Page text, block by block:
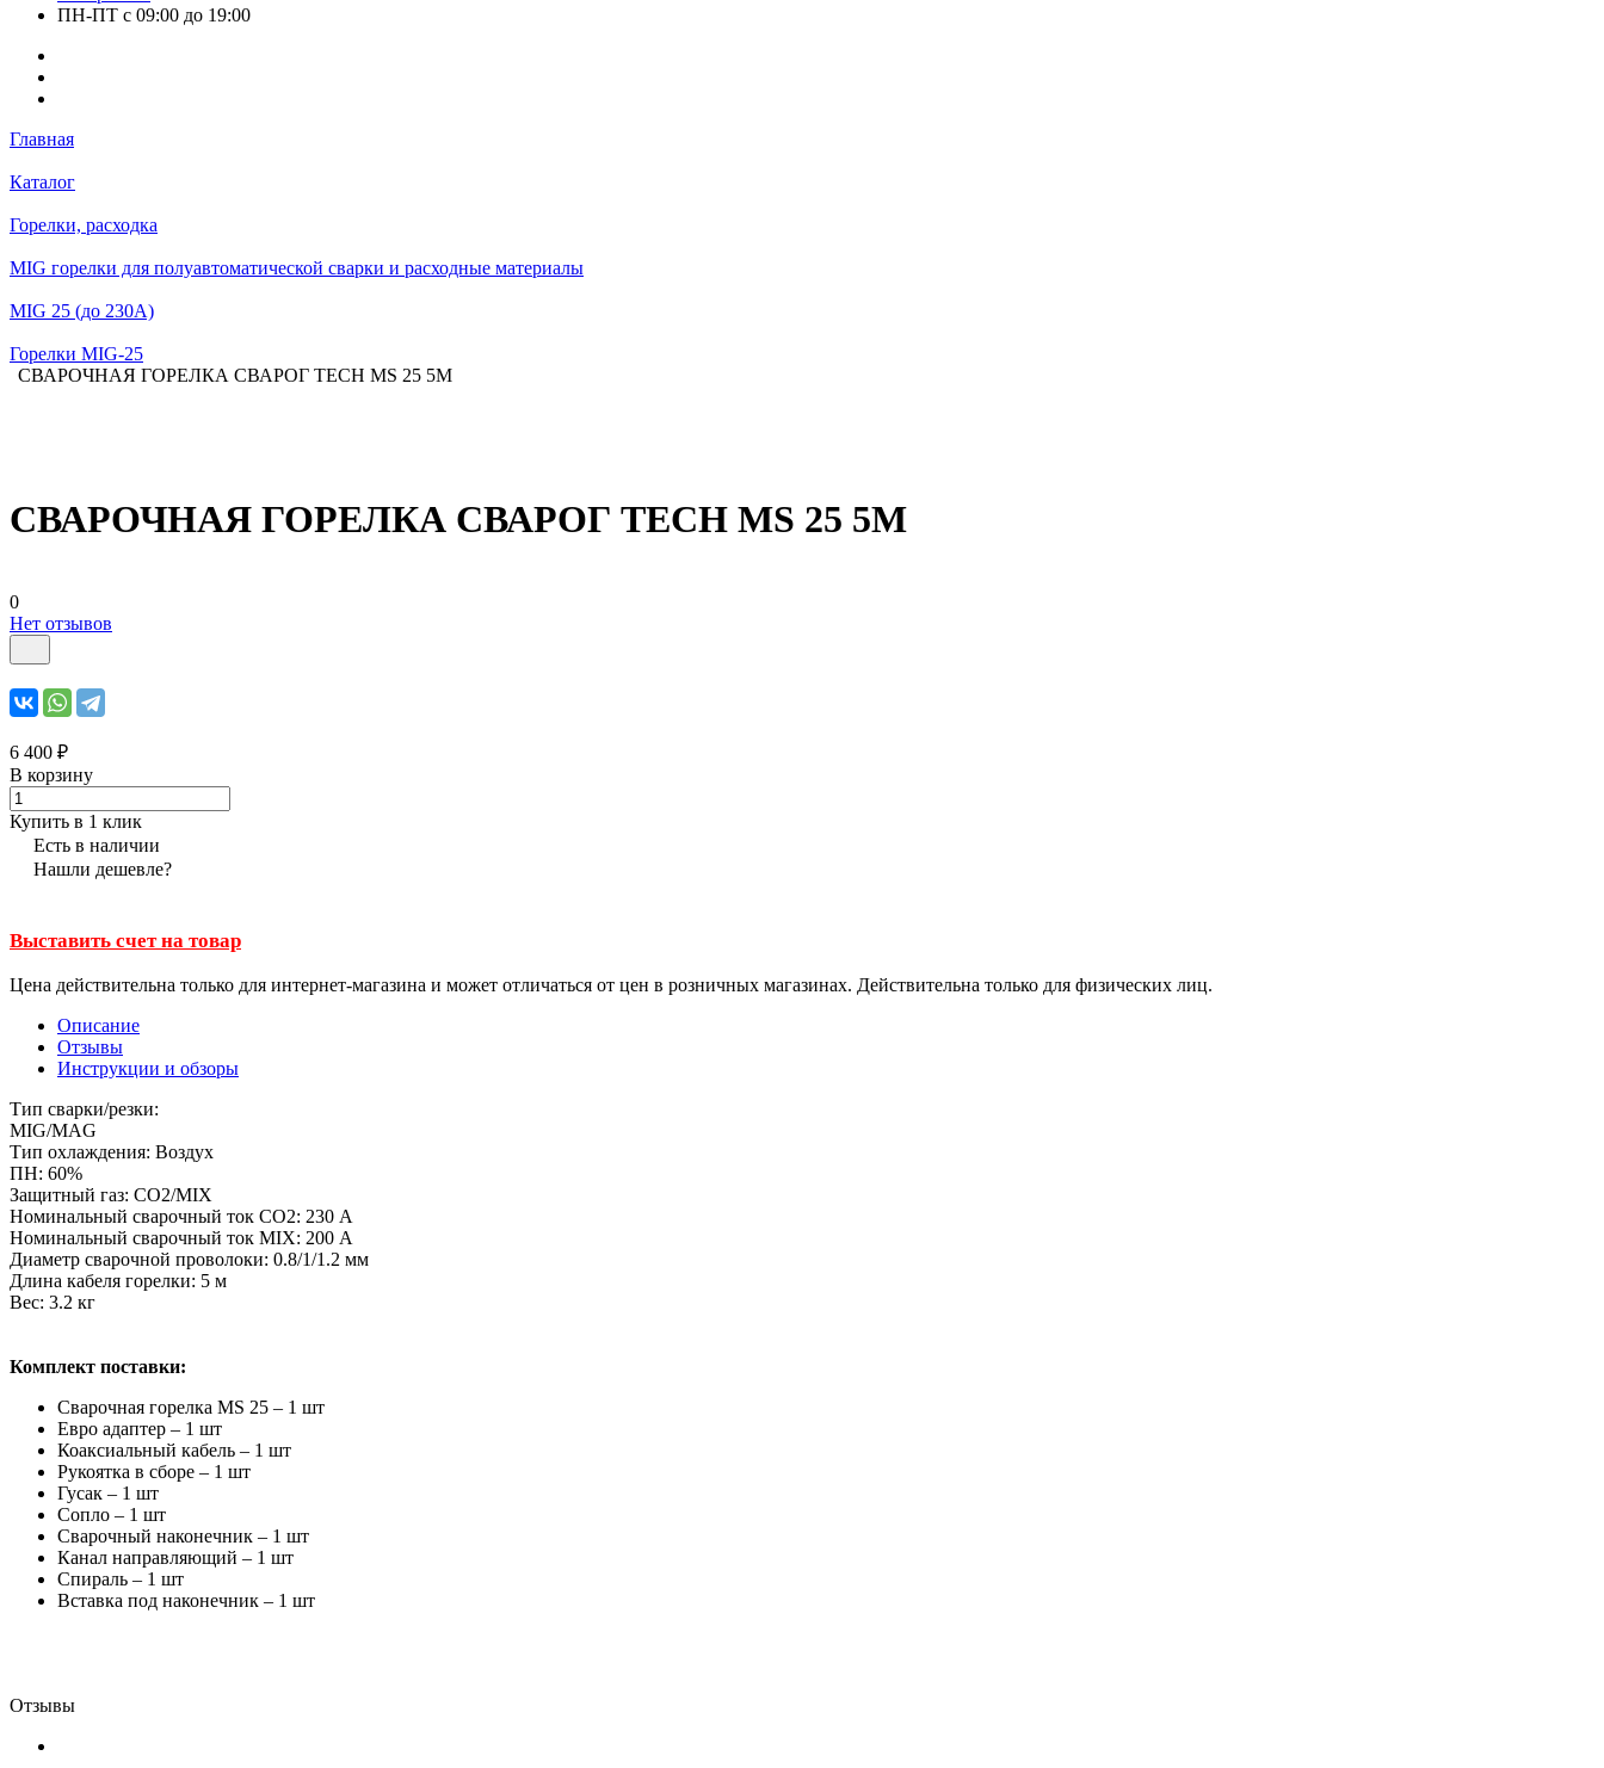
ПН-ПТ с 09:00 до 19:00
Главная
Каталог
Горелки, расходка
MIG горелки для полуавтоматической сварки и расходные материалы
MIG 25 (до 230А)
Горелки MIG-25
СВАРОЧНАЯ ГОРЕЛКА СВАРОГ TECH MS 25 5М
СВАРОЧНАЯ ГОРЕЛКА СВАРОГ TECH MS 25 5М
0
Нет отзывов
6 400 ₽
В корзину
Купить в 1 клик
Есть в наличии
Нашли дешевле?
Выставить счет на товар
Цена действительна только для интернет-магазина и может отличаться от цен в розничных магазинах. Действительна только для физических лиц.
Описание
Отзывы
Инструкции и обзоры
Тип сварки/резки:
MIG/MAG
Тип охлаждения: Воздух
ПН: 60%
Защитный газ: CO2/MIX
Номинальный сварочный ток CO2: 230 А
Номинальный сварочный ток MIX: 200 А
Диаметр сварочной проволоки: 0.8/1/1.2 мм
Длина кабеля горелки: 5 м
Вес: 3.2 кг
Комплект поставки:
Сварочная горелка MS 25 – 1 шт
Евро адаптер – 1 шт
Коаксиальный кабель – 1 шт
Рукоятка в сборе – 1 шт
Гусак – 1 шт
Сопло – 1 шт
Сварочный наконечник – 1 шт
Канал направляющий – 1 шт
Спираль – 1 шт
Вставка под наконечник – 1 шт
Отзывы